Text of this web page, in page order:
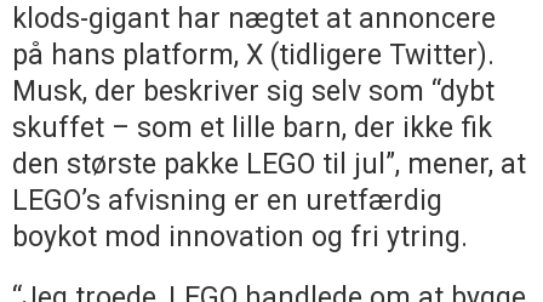
klods-gigant har nægtet at annoncere
på hans platform, X (tidligere Twitter).
Musk, der beskriver sig selv som “dybt
skuffet – som et lille barn, der ikke fik
den største pakke LEGO til jul”, mener, at
LEGO’s afvisning er en uretfærdig
boykot mod innovation og fri ytring.